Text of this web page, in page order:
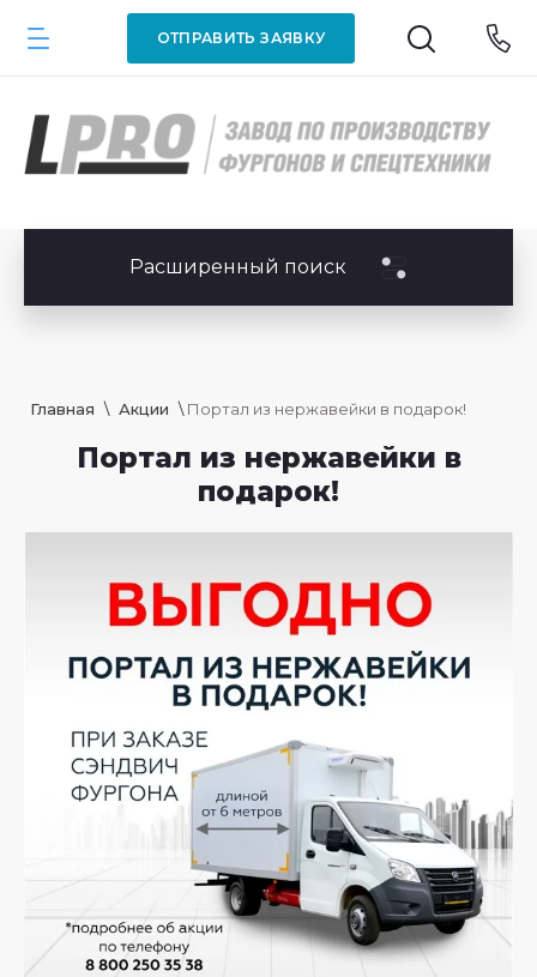
ОТПРАВИТЬ ЗАЯВКУ
Расширенный поиск
Главная \ Акции \ Портал из нержавейки в подарок!
Портал из нержавейки в
подарок!